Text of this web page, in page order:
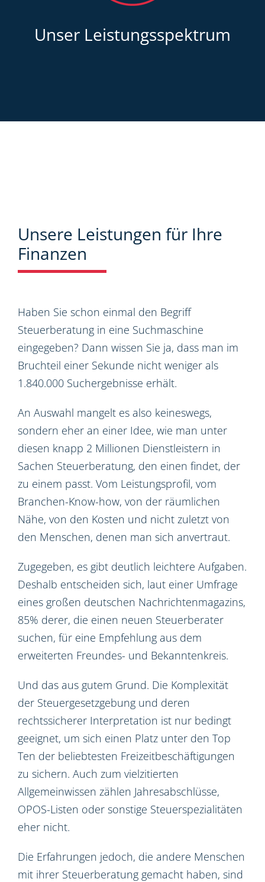
Unser Leistungsspektrum
Unsere Leistungen für Ihre
Finanzen
Haben Sie schon einmal den Begriff
Steuerberatung in eine Suchmaschine
eingegeben? Dann wissen Sie ja, dass man im
Bruchteil einer Sekunde nicht weniger als
1.840.000 Suchergebnisse erhält.
An Auswahl mangelt es also keineswegs,
sondern eher an einer Idee, wie man unter
diesen knapp 2 Millionen Dienstleistern in
Sachen Steuerberatung, den einen findet, der
zu einem passt. Vom Leistungsprofil, vom
Branchen-Know-how, von der räumlichen
Nähe, von den Kosten und nicht zuletzt von
den Menschen, denen man sich anvertraut.
Zugegeben, es gibt deutlich leichtere Aufgaben.
Deshalb entscheiden sich, laut einer Umfrage
eines großen deutschen Nachrichtenmagazins,
85% derer, die einen neuen Steuerberater
suchen, für eine Empfehlung aus dem
erweiterten Freundes- und Bekanntenkreis.
Und das aus gutem Grund. Die Komplexität
der Steuergesetzgebung und deren
rechtssicherer Interpretation ist nur bedingt
geeignet, um sich einen Platz unter den Top
Ten der beliebtesten Freizeitbeschäftigungen
zu sichern. Auch zum vielzitierten
Allgemeinwissen zählen Jahresabschlüsse,
OPOS-Listen oder sonstige Steuerspezialitäten
eher nicht.
Die Erfahrungen jedoch, die andere Menschen
mit ihrer Steuerberatung gemacht haben, sind